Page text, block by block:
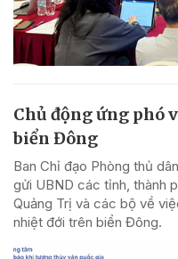
Chủ động ứng phó
biển Đông
Ban Chỉ đạo Phòng thủ
gửi UBND các tỉnh, thành
Quảng Trị và các bộ về
nhiệt đới trên biển Đông.